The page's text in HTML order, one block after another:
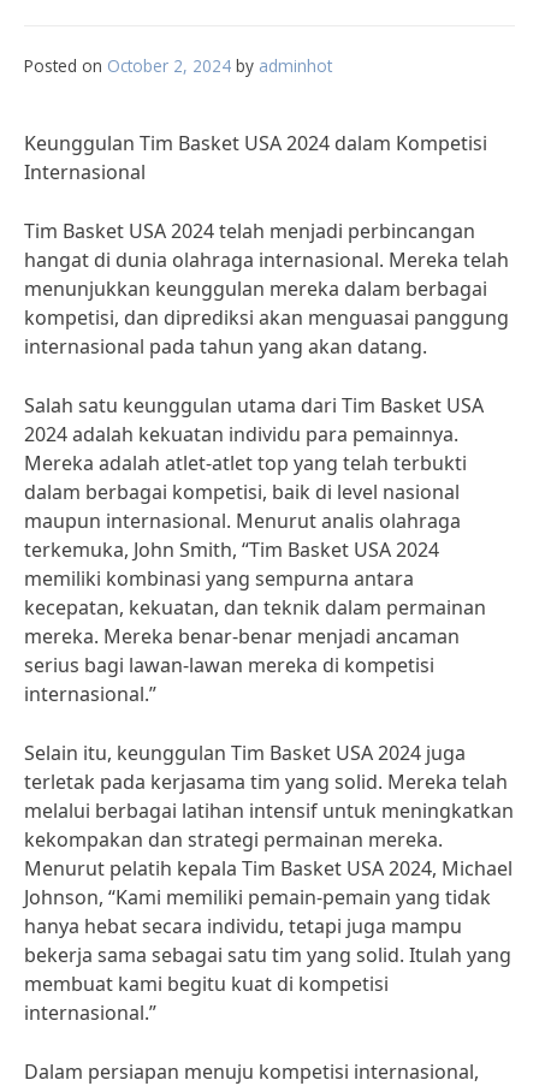
Posted on October 2, 2024 by adminhot
Keunggulan Tim Basket USA 2024 dalam Kompetisi
Internasional
Tim Basket USA 2024 telah menjadi perbincangan
hangat di dunia olahraga internasional. Mereka telah
menunjukkan keunggulan mereka dalam berbagai
kompetisi, dan diprediksi akan menguasai panggung
internasional pada tahun yang akan datang.
Salah satu keunggulan utama dari Tim Basket USA
2024 adalah kekuatan individu para pemainnya.
Mereka adalah atlet-atlet top yang telah terbukti
dalam berbagai kompetisi, baik di level nasional
maupun internasional. Menurut analis olahraga
terkemuka, John Smith, “Tim Basket USA 2024
memiliki kombinasi yang sempurna antara
kecepatan, kekuatan, dan teknik dalam permainan
mereka. Mereka benar-benar menjadi ancaman
serius bagi lawan-lawan mereka di kompetisi
internasional.”
Selain itu, keunggulan Tim Basket USA 2024 juga
terletak pada kerjasama tim yang solid. Mereka telah
melalui berbagai latihan intensif untuk meningkatkan
kekompakan dan strategi permainan mereka.
Menurut pelatih kepala Tim Basket USA 2024, Michael
Johnson, “Kami memiliki pemain-pemain yang tidak
hanya hebat secara individu, tetapi juga mampu
bekerja sama sebagai satu tim yang solid. Itulah yang
membuat kami begitu kuat di kompetisi
internasional.”
Dalam persiapan menuju kompetisi internasional,